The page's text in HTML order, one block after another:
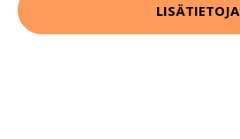
LISÄTIETOJA